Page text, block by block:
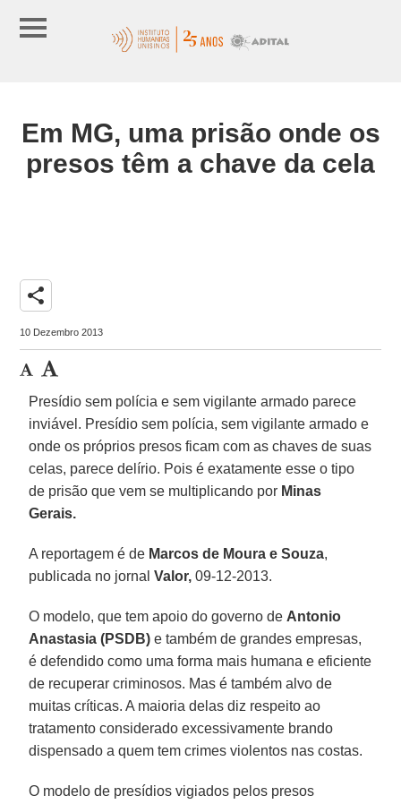
Em MG, uma prisão onde os
presos têm a chave da cela
share
10 Dezembro 2013
Presídio sem polícia e sem vigilante armado parece
inviável. Presídio sem polícia, sem vigilante armado e
onde os próprios presos ficam com as chaves de suas
celas, parece delírio. Pois é exatamente esse o tipo
de prisão que vem se multiplicando por Minas
Gerais.
A reportagem é de Marcos de Moura e Souza,
publicada no jornalValor, 09-12-2013.
O modelo, que tem apoio do governo de Antonio
Anastasia (PSDB) e também de grandes empresas,
é defendido como uma forma mais humana e eficiente
de recuperar criminosos. Mas é também alvo de
muitas críticas. A maioria delas diz respeito ao
tratamento considerado excessivamente brando
dispensado a quem tem crimes violentos nas costas.
O modelo de presídios vigiados pelos presos